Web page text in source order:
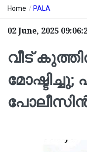
Home / PALA
02 June, 2025
വീട്
മോഷ്ടിച്ചു;